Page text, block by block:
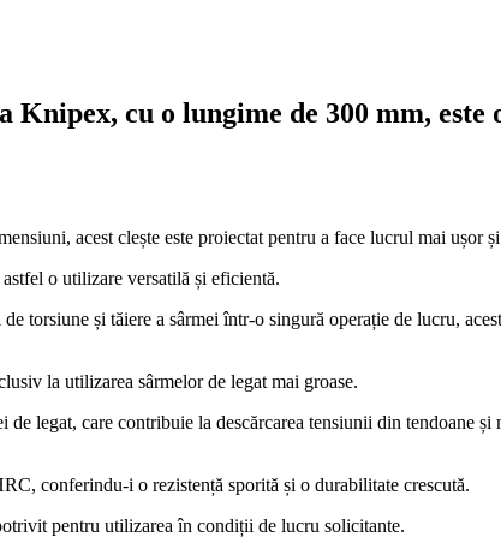
cu o lungime de 300 mm, este
acest clește este proiectat pentru a face lucrul mai ușor
o utilizare versatilă și eficientă.
torsiune și tăiere a sârmei într-o singură operație de lucru,
la utilizarea sârmelor de legat mai groase.
legat, care contribuie la descărcarea tensiunii din tendoane
conferindu-i o rezistență sporită și o durabilitate crescută.
pentru utilizarea în condiții de lucru solicitante.